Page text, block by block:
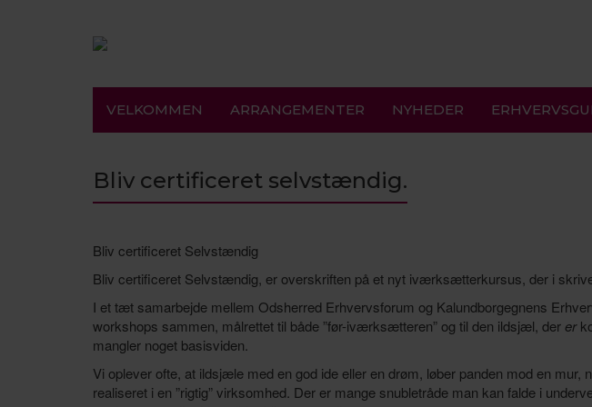
VELKOMMEN ARRANGEMENTER NYHEDER
Bliv certificeret selvstændig.
Bliv certificeret Selvstændig
Bliv certificeret Selvstændig, er overskriften på et nyt iværksætterkursus, der i
I et tæt samarbejde mellem Odsherred Erhvervsforum og Kalundborgegnens
workshops sammen, målrettet til både ”før-iværksætteren” og til den ildsjæl, der er
mangler noget basisviden.
Vi oplever ofte, at ildsjæle med en god ide eller en drøm, løber panden mod en mur,
realiseret i en ”rigtig” virksomhed. Der er mange snubletråde man kan falde i